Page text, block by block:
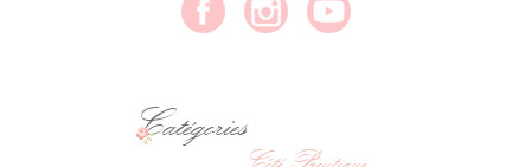
Catégories